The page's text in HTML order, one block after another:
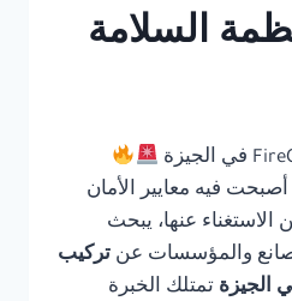
السلامة
في عالم أصبحت فيه معايير الأمان
الاستغناء عنها، يبحث
والمؤسسات عن تركيب
تمتلك الخبرة